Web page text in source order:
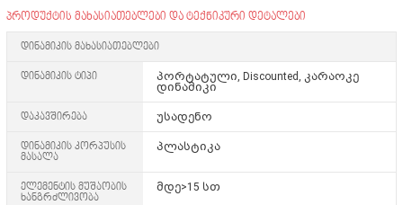
პროდუქტის მახასიათებლები და ტექნიკური დეტალები
დინამიკის მახასიათებლები
დინამიკის ტიპი
პორტატული, Discounted, კარაოკე
დინამიკი
დაკავშირება უსადენო
დინამიკის კორპუსის
მასალა
პლასტიკა
ელემენტის მუშაობის
ხანგრძლივობა
მდე>15 სთ